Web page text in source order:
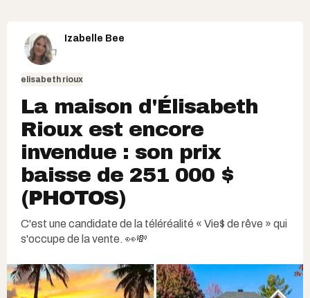
Izabelle Bee
elisabeth rioux
La maison d'Élisabeth
Rioux est encore
invendue : son prix
baisse de 251 000 $
(PHOTOS)
C'est une candidate de la téléréalité « Vie$ de rêve » qui
s'occupe de la vente. 👀💸